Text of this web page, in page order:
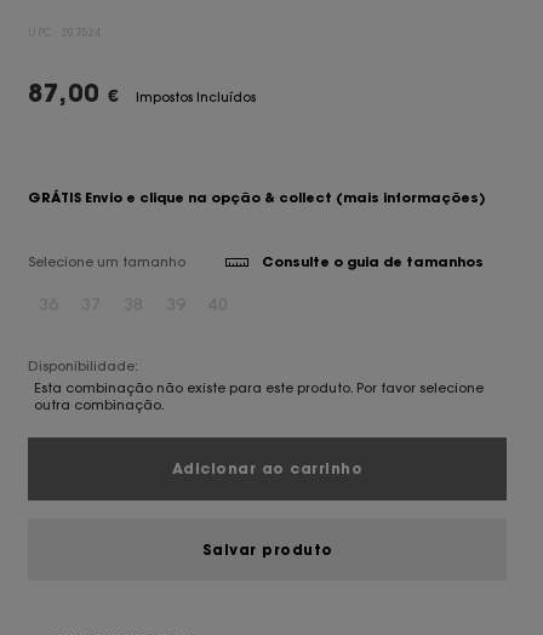
UPC: 207524
87,00 € Impostos Incluídos
GRÁTIS Envio e clique na opção & collect (mais informações)
Selecione um tamanho Consulte o guia de tamanhos
Disponibilidade:
Esta combinação não existe para este produto. Por favor selecione
outra combinação.
Adicionar ao carrinho
Salvar produto